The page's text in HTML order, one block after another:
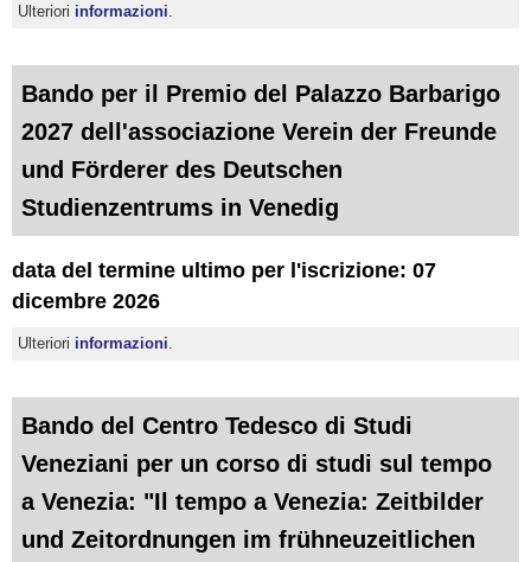
Ulteriori informazioni.
Bando per il Premio del Palazzo Barbarigo
2027 dell'associazione Verein der Freunde
und Förderer des Deutschen
Studienzentrums in Venedig
data del termine ultimo per l'iscrizione: 07
dicembre 2026
Ulteriori informazioni.
Bando del Centro Tedesco di Studi
Veneziani per un corso di studi sul tempo
a Venezia: "Il tempo a Venezia: Zeitbilder
und Zeitordnungen im frühneuzeitlichen